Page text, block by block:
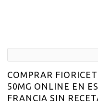
COMPRAR
50MG ONLINE EN
FRANCIA SIN